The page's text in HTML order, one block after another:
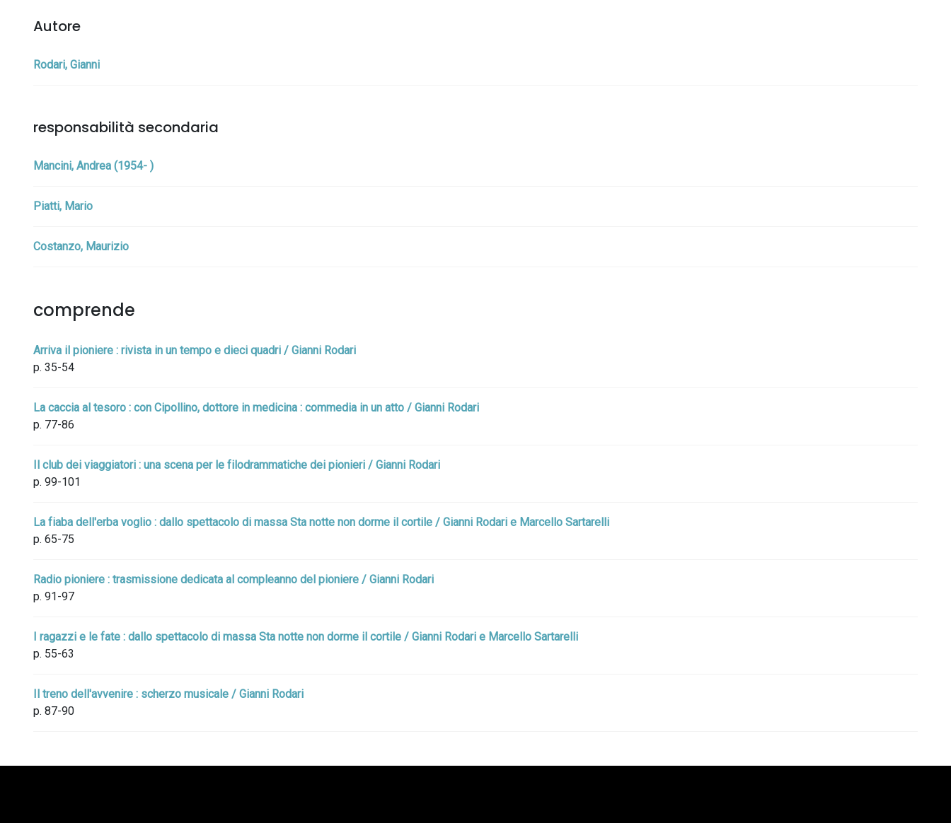
Autore
Rodari, Gianni
responsabilità secondaria
Mancini, Andrea (1954- )
Piatti, Mario
Costanzo, Maurizio
comprende
Arriva il pioniere : rivista in un tempo e dieci quadri / Gianni Rodari
p. 35-54
La caccia al tesoro : con Cipollino, dottore in medicina : commedia in un atto / Gianni Rodari
p. 77-86
Il club dei viaggiatori : una scena per le filodrammatiche dei pionieri / Gianni Rodari
p. 99-101
La fiaba dell'erba voglio : dallo spettacolo di massa Sta notte non dorme il cortile / Gianni Rodari e Marcello Sartarelli
p. 65-75
Radio pioniere : trasmissione dedicata al compleanno del pioniere / Gianni Rodari
p. 91-97
I ragazzi e le fate : dallo spettacolo di massa Sta notte non dorme il cortile / Gianni Rodari e Marcello Sartarelli
p. 55-63
Il treno dell'avvenire : scherzo musicale / Gianni Rodari
p. 87-90